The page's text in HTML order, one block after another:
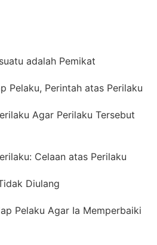
adalah Pemikat
Pelaku, Perintah atas Perilaku
Agar Perilaku Tersebut
Celaan atas Perilaku
Diulang
Pelaku Agar Ia Memperbaiki